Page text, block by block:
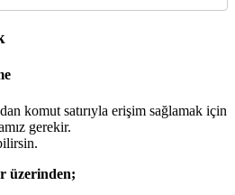
komut satırıyla erişim sağlamak için
gerekir.
üzerinden;